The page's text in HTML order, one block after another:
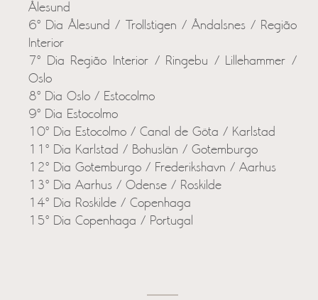
Ålesund
6º Dia Ålesund / Trollstigen / Åndalsnes / Região
Interior
7º Dia Região Interior / Ringebu / Lillehammer /
Oslo
8º Dia Oslo / Estocolmo
9º Dia Estocolmo
10º Dia Estocolmo / Canal de Göta / Karlstad
11º Dia Karlstad / Bohuslän / Gotemburgo
12º Dia Gotemburgo / Frederikshavn / Aarhus
13º Dia Aarhus / Odense / Roskilde
14º Dia Roskilde / Copenhaga
15º Dia Copenhaga / Portugal